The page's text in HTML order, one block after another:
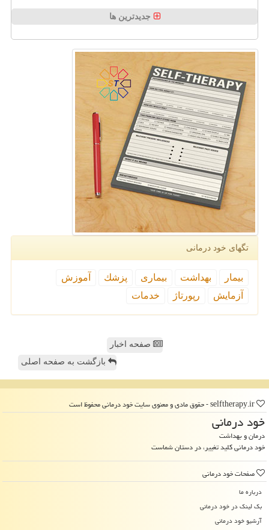
جدیدترین ها
تگهای خود درمانی
بیمار بهداشت بیماری پزشك
آموزش
آزمایش
رپورتاژ خدمات
صفحه اخبار
بازگشت به صفحه اصلی
خود درمانی
درمان و بهداشت
خود درمانی کلید تغییر، در دستان شماست
صفحات خود درمانی
درباره ما
بک لینک در خود درمانی
آرشیو خود درمانی